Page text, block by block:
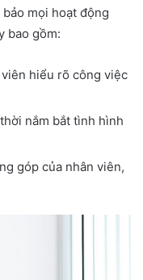
mọi hoạt động
bao gồm:
hiểu rõ công việc
nắm bắt tình hình
góp của nhân viên,